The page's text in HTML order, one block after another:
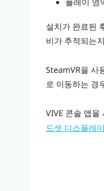
설치가 완료된
비가 추적되는
SteamVR을 사
로 이동하는 경
VIVE 콘솔 앱을
드셋 디스플레